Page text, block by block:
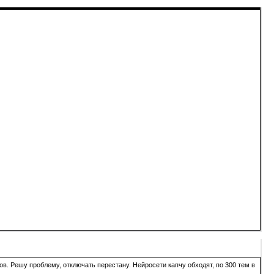
Решу проблему, отключать перестану. Нейросети капчу обходят, по 300 тем в